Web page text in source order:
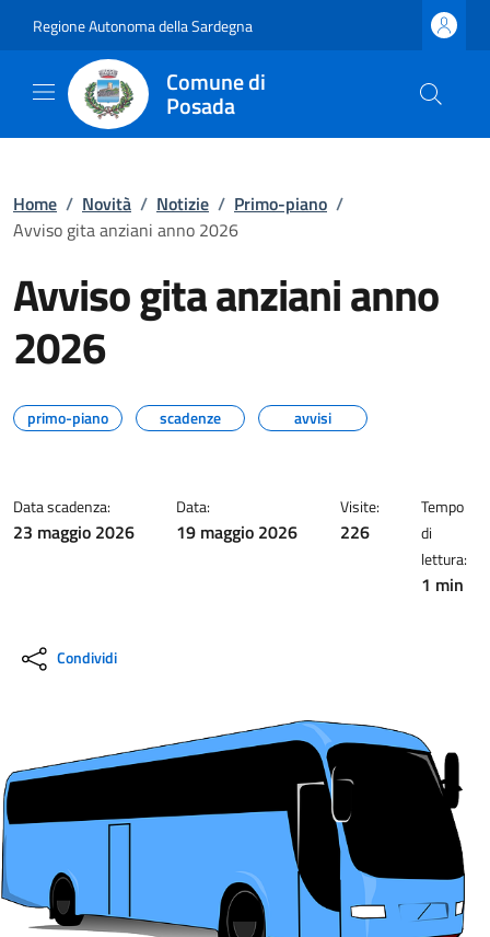
Regione Autonoma della Sardegna
Comune di
Posada
Home / Novità / Notizie / Primo-piano /
Avviso gita anziani anno 2026
Avviso gita anziani anno
2026
primo-piano scadenze avvisi
Data scadenza:
23 maggio 2026
Data:
19 maggio 2026
Visite:
226
Tempo
di
lettura:
1 min
Condividi